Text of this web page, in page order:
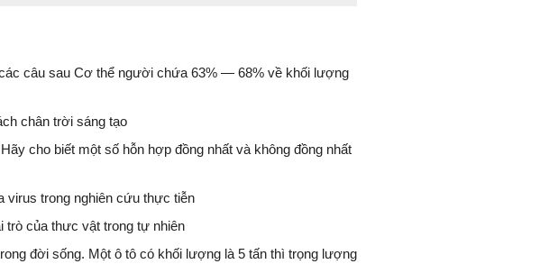
câu sau Cơ thể người chứa 63% — 68% về khối lượng
chân trời sáng tạo
cho biết một số hỗn hợp đồng nhất và không đồng nhất
virus trong nghiên cứu thực tiễn
trò của thưc vật trong tự nhiên
đời sống. Một ô tô có khối lượng là 5 tấn thì trọng lượng